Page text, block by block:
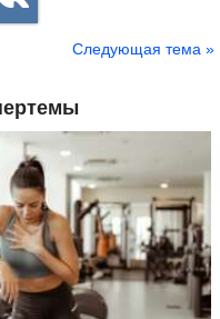
Следующая тема »